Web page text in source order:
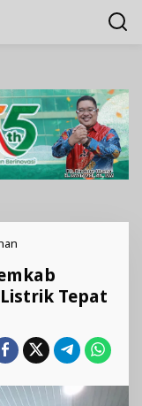
BPBL
2026,
Pemkab
Pastikan
Bantuan
Tepat
Sasaran
Tepat